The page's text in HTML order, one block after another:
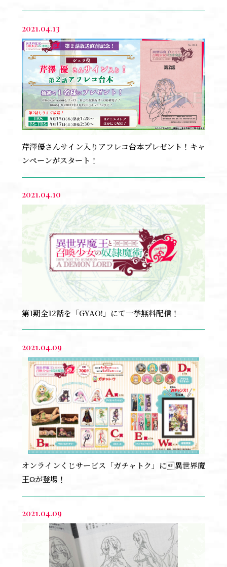
2021.04.13
芹澤優さんサイン入りアフレコ台本プレゼント！キャ
ンペーンがスタート！
2021.04.10
第1期全12話を「GYAO!」にて一挙無料配信！
2021.04.09
オンラインくじサービス「ガチャトク」に異世界魔
王Ωが登場！
2021.04.09